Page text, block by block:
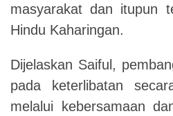
masyarakat dan itupun
Hindu Kaharingan.
Dijelaskan Saiful,
pada keterlibatan
melalui kebersamaan